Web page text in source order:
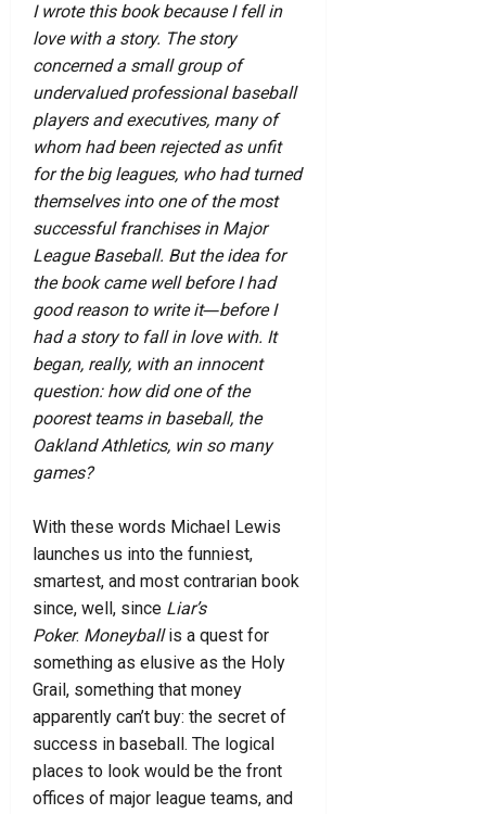
I wrote this book because I fell in
love with a story. The story
concerned a small group of
undervalued professional baseball
players and executives, many of
whom had been rejected as unfit
for the big leagues, who had turned
themselves into one of the most
successful franchises in Major
League Baseball. But the idea for
the book came well before I had
good reason to write it―before I
had a story to fall in love with. It
began, really, with an innocent
question: how did one of the
poorest teams in baseball, the
Oakland Athletics, win so many
games?
With these words Michael Lewis
launches us into the funniest,
smartest, and most contrarian book
since, well, since Liar’s
Poker. Moneyballis a quest for
something as elusive as the Holy
Grail, something that money
apparently can’t buy: the secret of
success in baseball. The logical
places to look would be the front
offices of major league teams, and